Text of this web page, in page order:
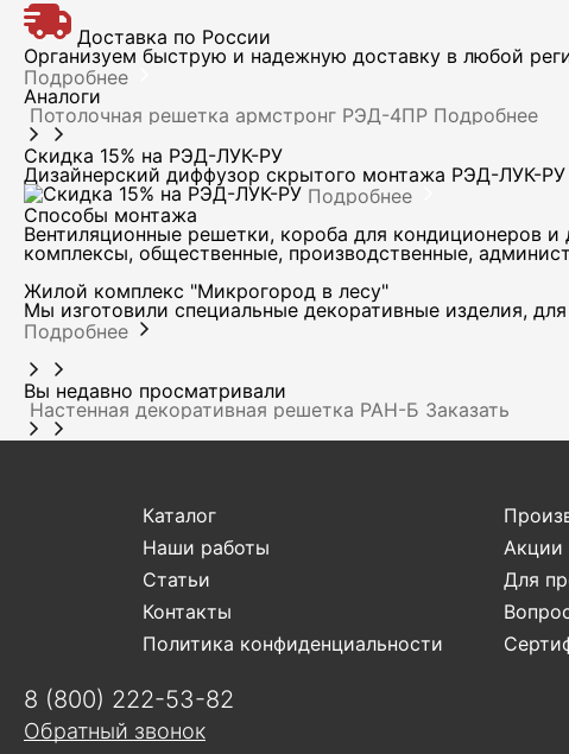
Доставка по России
Организуем быструю и надежную доставку в любой
Подробнее
Аналоги
Потолочная решетка армстронг РЭД-4ПР Подробнее
Скидка 15% на РЭД-ЛУК-РУ
Дизайнерский диффузор скрытого монтажа РЭД-ЛУК-РУ
Подробнее
Способы монтажа
Вентиляционные решетки, короба для кондиционеров
комплексы, общественные, производственные,
Жилой комплекс "Микрогород в лесу"
Мы изготовили специальные декоративные изделия,
Подробнее
Вы недавно просматривали
Настенная декоративная решетка РАН-Б Заказать
Каталог
Наши работы
Акции
Статьи
Для
Контакты
Политика конфиденциальности
8 (800) 222-53-82
Обратный звонок